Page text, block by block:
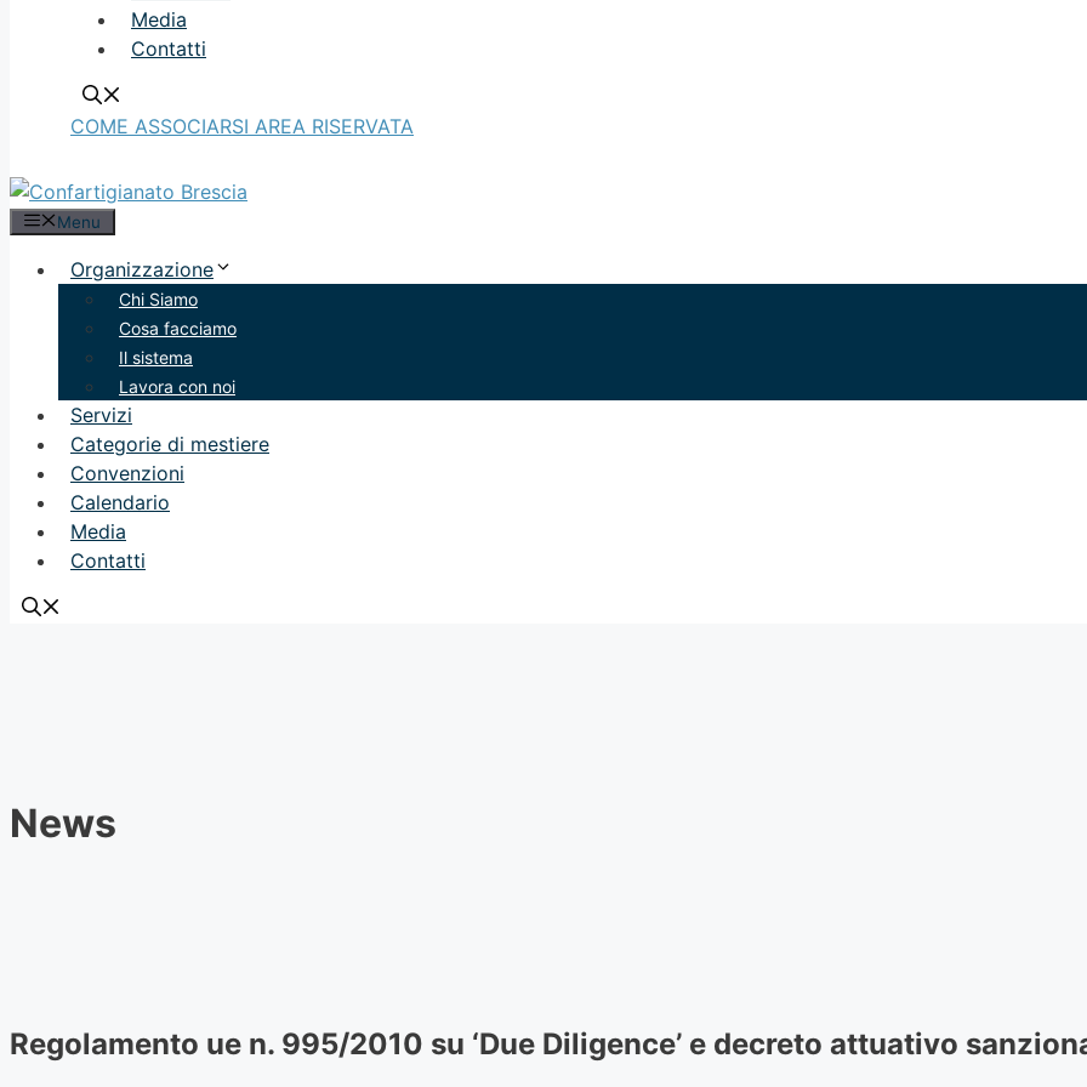
Media
Contatti
COME ASSOCIARSI AREA RISERVATA
Menu
Organizzazione
Chi Siamo
Cosa facciamo
Il sistema
Lavora con noi
Servizi
Categorie di mestiere
Convenzioni
Calendario
Media
Contatti
News
Regolamento ue n. 995/2010 su ‘Due Diligence’ e decreto attuativo